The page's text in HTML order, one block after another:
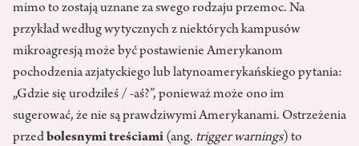
mimo to zostają uznane za swego rodzaju przemoc. Na
przykład według wytycznych z niektórych kampusów
mikroagresją może być postawienie Amerykanom
pochodzenia azjatyckiego lub latynoamerykańskiego pytania:
„Gdzie się urodziłeś / -aś?”, ponieważ może ono im
sugerować, że nie są prawdziwymi Amerykanami. Ostrzeżenia
przed bolesnymi treściami (ang. trigger warnings) to